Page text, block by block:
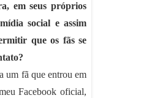
em seus próprios
social e assim
que os fãs se
um fã que entrou em
Facebook oficial,